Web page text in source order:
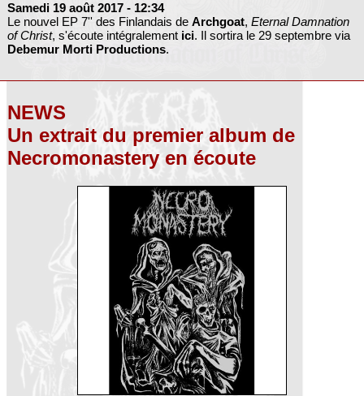
Samedi 19 août 2017 - 12:34
Le nouvel EP 7'' des Finlandais de Archgoat, Eternal Damnation
of Christ, s'écoute intégralement ici. Il sortira le 29 septembre via
Debemur Morti Productions.
NEWS
Un extrait du premier album de
Necromonastery en écoute